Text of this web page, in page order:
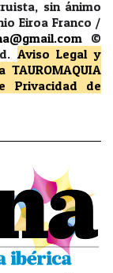
sin ánimo
Eiroa Franco /
©
Aviso Legal y
TAUROMAQUIA
Privacidad
de